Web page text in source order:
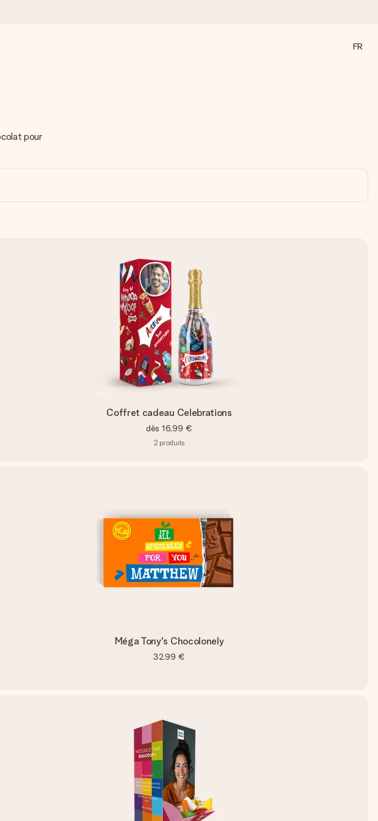
moment, quand cela compte le plus.
FR
pour
Coffret cadeau Celebrations
dès 16,99 €
2 produits
Méga Tony's Chocolonely
32,99 €